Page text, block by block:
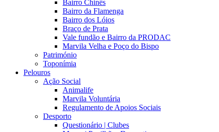
Bairro Chinês
Bairro da Flamenga
Bairro dos Lóios
Braço de Prata
Vale fundão e Bairro da PRODAC
Marvila Velha e Poço do Bispo
Património
Toponímia
Pelouros
Ação Social
Animalife
Marvila Voluntária
Regulamento de Apoios Sociais
Desporto
Questionário | Clubes